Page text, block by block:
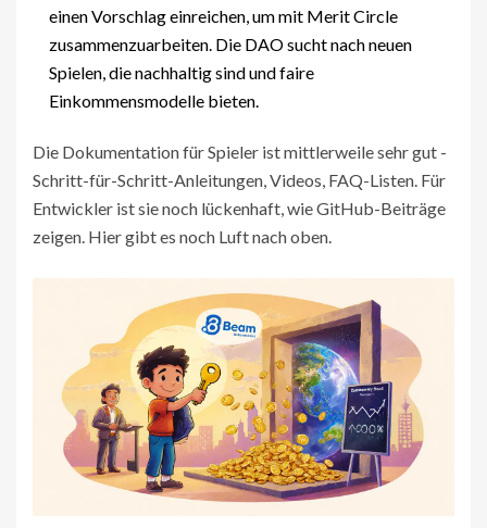
einen Vorschlag einreichen, um mit Merit Circle
zusammenzuarbeiten. Die DAO sucht nach neuen
Spielen, die nachhaltig sind und faire
Einkommensmodelle bieten.
Die Dokumentation für Spieler ist mittlerweile sehr gut -
Schritt-für-Schritt-Anleitungen, Videos, FAQ-Listen. Für
Entwickler ist sie noch lückenhaft, wie GitHub-Beiträge
zeigen. Hier gibt es noch Luft nach oben.